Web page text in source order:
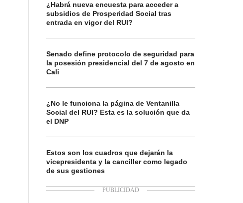
¿Habrá nueva encuesta para acceder a
subsidios de Prosperidad Social tras
entrada en vigor del RUI?
Senado define protocolo de seguridad para
la posesión presidencial del 7 de agosto en
Cali
¿No le funciona la página de Ventanilla
Social del RUI? Esta es la solución que da
el DNP
Estos son los cuadros que dejarán la
vicepresidenta y la canciller como legado
de sus gestiones